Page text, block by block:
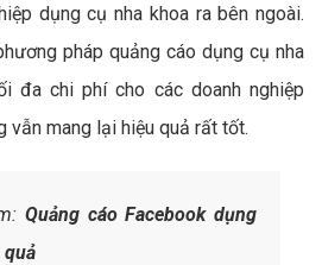
dụng cụ nha khoa ra bên ngoài.
pháp quảng cáo dụng cụ nha
đa chi phí cho các doanh nghiệp
vẫn mang lại hiệu quả rất tốt.
Quảng cáo Facebook dụng
quả